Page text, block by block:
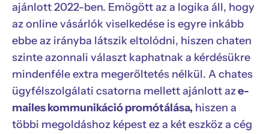
ajánlott 2022-ben. Emögött az a logika áll, hogy
az online vásárlók viselkedése is egyre inkább
ebbe az irányba látszik eltolódni, hiszen chaten
szinte azonnali választ kaphatnak a kérdésükre
mindenféle extra megerőltetés nélkül. A chates
ügyfélszolgálati csatorna mellett ajánlott aze-
mailes kommunikáció promótálása, hiszen a
többi megoldáshoz képest ez a két eszköz a cég